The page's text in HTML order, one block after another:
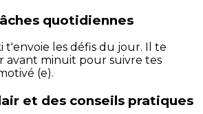
quotidiennes
t'envoie les défis du jour. Il te
avant minuit pour suivre tes
(e).
et des conseils pratiques